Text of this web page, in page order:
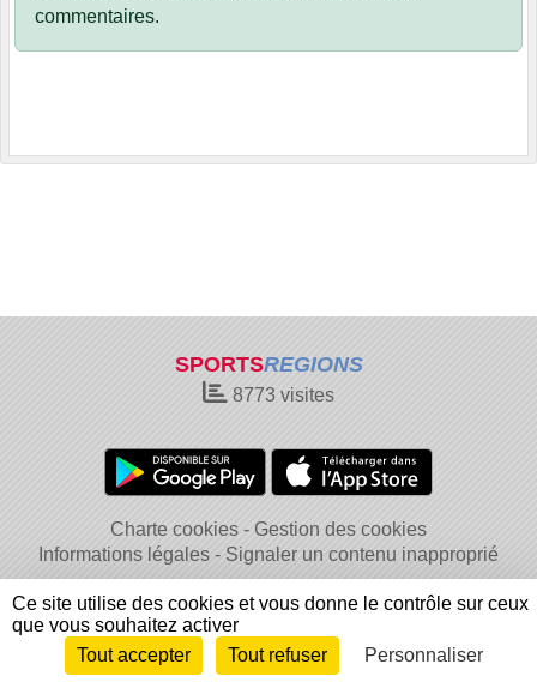
commentaires.
SPORTSREGIONS
8773 visites
Charte cookies
Gestion des cookies
Informations légales
Signaler un contenu inapproprié
Envie de participer ? Connexion
Ce site utilise des cookies et vous donne le contrôle sur ceux
que vous souhaitez activer
Tout accepter
Tout refuser Personnaliser